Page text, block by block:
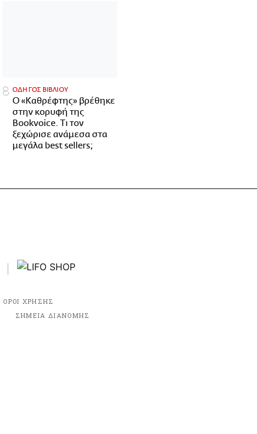
ΟΔΗΓΟΣ ΒΙΒΛΙΟΥ
Ο «Καθρέφτης» βρέθηκε
στην κορυφή της
Bookvoice. Τι τον
ξεχώρισε ανάμεσα στα
μεγάλα best sellers;
ΟΡΟΙ ΧΡΗΣΗΣ
ΣΗΜΕΙΑ ΔΙΑΝΟΜΗΣ